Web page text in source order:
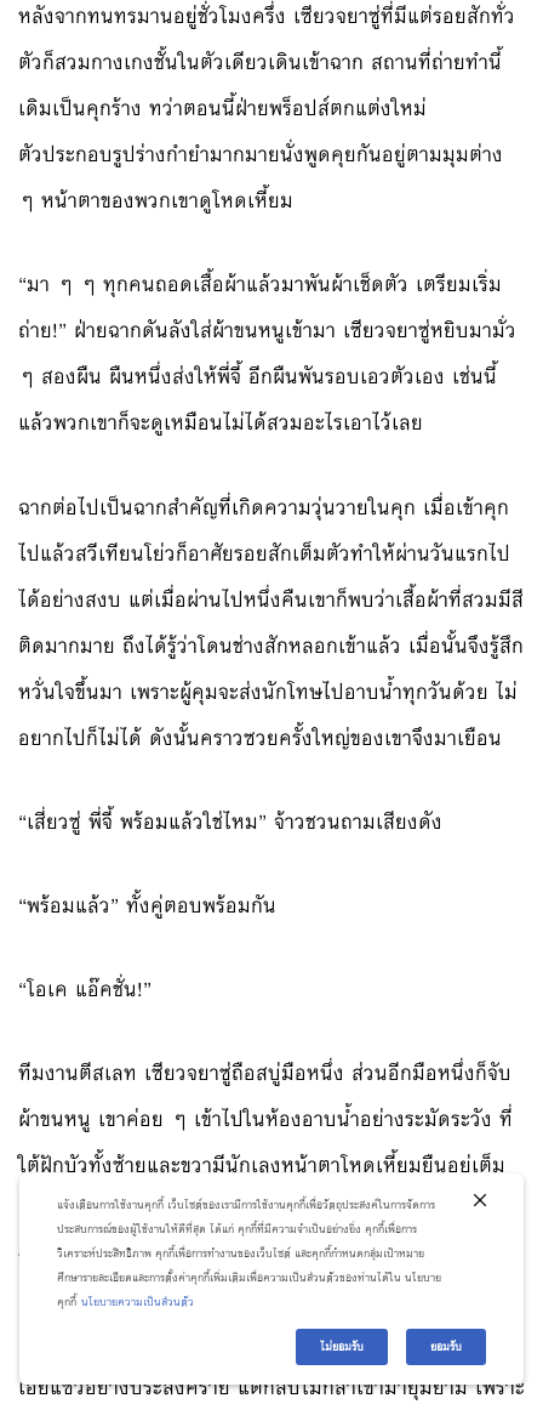
หลังจากทนทรมานอยู่ชั่วโมงครึ่ง เซียวจยาซู่ที่มีแต่รอยสักทั่ว
ตัวก็สวมกางเกงชั้นในตัวเดียวเดินเข้าฉาก สถานที่ถ่ายทำนี้
เดิมเป็นคุกร้าง ทว่าตอนนี้ฝ่ายพร็อปส์ตกแต่งใหม่
ตัวประกอบรูปร่างกำยำมากมายนั่งพูดคุยกันอยู่ตามมุมต่าง
ๆ หน้าตาของพวกเขาดูโหดเหี้ยม
“มา ๆ ๆ ทุกคนถอดเสื้อผ้าแล้วมาพันผ้าเช็ดตัว เตรียมเริ่ม
ถ่าย!” ฝ่ายฉากดันลังใส่ผ้าขนหนูเข้ามา เซียวจยาซู่หยิบมามั่ว
ๆ สองผืน ผืนหนึ่งส่งให้พี่จี้ อีกผืนพันรอบเอวตัวเอง เช่นนี้
แล้วพวกเขาก็จะดูเหมือนไม่ได้สวมอะไรเอาไว้เลย
ฉากต่อไปเป็นฉากสำคัญที่เกิดความวุ่นวายในคุก เมื่อเข้าคุก
ไปแล้วสวีเทียนโย่วก็อาศัยรอยสักเต็มตัวทำให้ผ่านวันแรกไป
ได้อย่างสงบ แต่เมื่อผ่านไปหนึ่งคืนเขาก็พบว่าเสื้อผ้าที่สวมมีสี
ติดมากมาย ถึงได้รู้ว่าโดนช่างสักหลอกเข้าแล้ว เมื่อนั้นจึงรู้สึก
หวั่นใจขึ้นมา เพราะผู้คุมจะส่งนักโทษไปอาบน้ำทุกวันด้วย ไม่
อยากไปก็ไม่ได้ ดังนั้นคราวซวยครั้งใหญ่ของเขาจึงมาเยือน
“เสี่ยวซู่ พี่จี้ พร้อมแล้วใช่ไหม” จ้าวชวนถามเสียงดัง
“พร้อมแล้ว” ทั้งคู่ตอบพร้อมกัน
“โอเค แอ๊คชั่น!”
ทีมงานตีสเลท เซียวจยาซู่ถือสบู่มือหนึ่ง ส่วนอีกมือหนึ่งก็จับ
ผ้าขนหนู เขาค่อย ๆ เข้าไปในห้องอาบน้ำอย่างระมัดระวัง ที่
ใต้ฝักบัวทั้งซ้ายและขวามีนักเลงหน้าตาโหดเหี้ยมยืนอยู่เต็ม
คนเหล่านั้นค่อย ๆ หันมามองเขา สายตาไล่ไปตามผิวขาวราว
หิมะกับร่างกายผอมบางแล้วก็ผิวปากหวือ
“เฮ้ ที่นี่มีอีตัวมาใหม่คนหนึ่งแน่ะ ดูตูดดิ งอนเชียวว่ะ!” มีคน
เอ่ยแซวอย่างประสงค์ร้าย แต่กลับไม่กล้าเข้ามายุ่มย่าม เพราะ
แจ้งเตือนการใช้งานคุกกี้ เว็บไซต์ของเรามีการใช้งานคุกกี้เพื่อวัตถุประสงค์ในการจัดการ
ประสบการณ์ของผู้ใช้งานให้ดีที่สุด ได้แก่ คุกกี้ที่มีความจำเป็นอย่างยิ่ง คุกกี้เพื่อการ
วิเคราะห์ประสิทธิภาพ คุกกี้เพื่อการทำงานของเว็บไซต์ และคุกกี้กำหนดกลุ่มเป้าหมาย
ศึกษารายละเอียดและการตั้งค่าคุกกี้เพิ่มเติมเพื่อความเป็นส่วนตัวของท่านได้ใน นโยบาย
คุกกี้ นโยบายความเป็นส่วนตัว
ไม่ยอมรับ ยอมรับ